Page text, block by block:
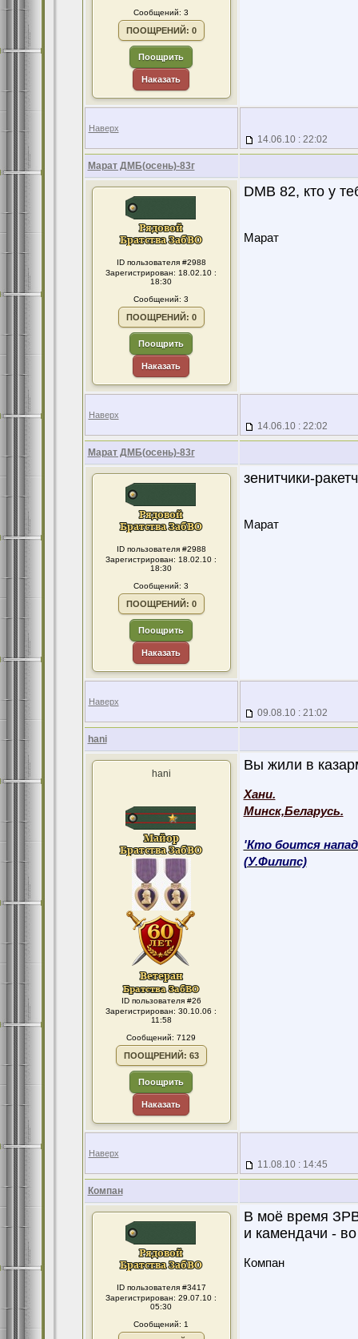
Сообщений: 3
ПООЩРЕНИЙ: 0
Поощрить
Наказать
Наверх
14.06.10 : 22:02
Марат ДМБ(осень)-83г
ID пользователя #2988
Зарегистрирован: 18.02.10 :
18:30
Сообщений: 3
ПООЩРЕНИЙ: 0
Поощрить
Наказать
DMB 82, кто у
Марат
Наверх
14.06.10 : 22:02
Марат ДМБ(осень)-83г
ID пользователя #2988
Зарегистрирован: 18.02.10 :
18:30
Сообщений: 3
ПООЩРЕНИЙ: 0
Поощрить
Наказать
зенитчики-
Марат
Наверх
09.08.10 : 21:02
hani
hani
ID пользователя #26
Зарегистрирован: 30.10.06 :
11:58
Сообщений: 7129
ПООЩРЕНИЙ: 63
Поощрить
Наказать
Вы жили в
Хани.
Минск,Беларусь.
'Кто боится
(У.Филипс)
Наверх
11.08.10 : 14:45
Компан
ID пользователя #3417
Зарегистрирован: 29.07.10 :
05:30
Сообщений: 1
В моё время
и камендачи -
Компан